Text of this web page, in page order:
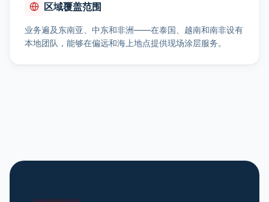
区域覆盖范围
业务遍及东南亚、中东和非洲——在泰国、越南和南非设有
本地团队，能够在偏远和海上地点提供现场涂层服务。